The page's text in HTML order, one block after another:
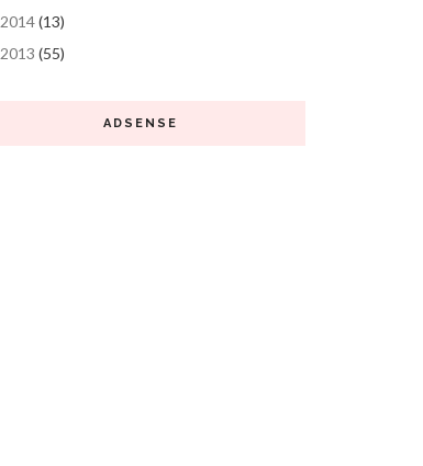
2014(13)
2013 (55)
ADSENSE